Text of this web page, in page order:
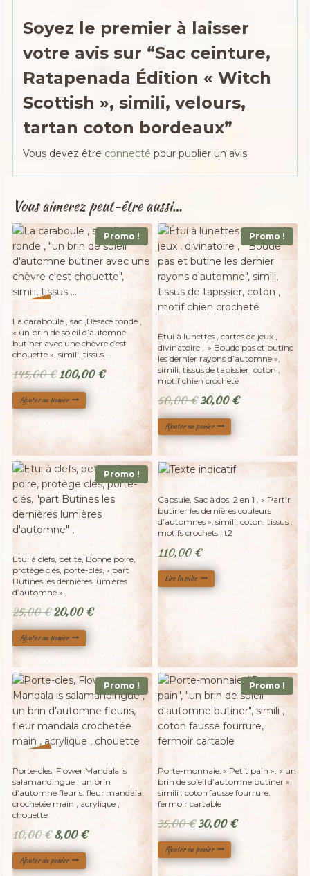
Soyez le premier à laisser
votre avis sur “Sac ceinture,
Ratapenada Édition « Witch
Scottish », simili, velours,
tartan coton bordeaux”
Vous devez être connecté pour publier un avis.
Vous aimerez peut-être aussi…
Promo !
La caraboule , sac ,Besace ronde ,
« un brin de soleil d’automne
butiner avec une chèvre c’est
chouette », simili, tissus …
145,00€ Le
prix
initial
100,00€Le
100,00 €.
Ajouter au panier
Promo !
Étui à lunettes , cartes de jeux ,
divinatoire , » Boude pas et butine
les dernier rayons d’automne »,
simili, tissus de tapissier, coton ,
motif chien crocheté
50,00€ Le
prix
initial
50,00 €.
30,00€Le
30,00 €.
Ajouter au panier
Promo !
Etui à clefs, petite, Bonne poire,
protège clés, porte-clés, « part
Butines les dernières lumières
d’automne » ,
25,00€ Le
prix
initial
25,00 €.
20,00€Le
20,00 €.
Ajouter au panier
Adopté
Capsule, Sac à dos, 2 en 1 , « Partir
butiner les dernières couleurs
d’automnes », simili, coton, tissus ,
motifs crochets , t2
110,00 €
Lire la suite
Promo !
-20
Porte-cles, Flower Mandala is
salamandingue , un brin
d’automne fleuris, fleur mandala
crochetée main , acrylique ,
chouette
10,00€ Le
prix
initial
8,00€Le
prix
actuel
Ajouter au panier
Promo !
Porte-monnaie, « Petit pain », « un
brin de soleil d’automne butiner »,
simili , coton fausse fourrure,
fermoir cartable
35,00€ Le
prix
initial
30,00€Le
Ajouter au panier